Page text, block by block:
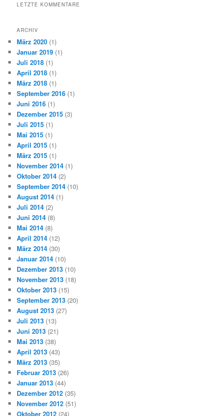
LETZTE KOMMENTARE
ARCHIV
März 2020 (1)
Januar 2019 (1)
Juli 2018 (1)
April 2018 (1)
März 2018 (1)
September 2016 (1)
Juni 2016 (1)
Dezember 2015 (3)
Juli 2015 (1)
Mai 2015 (1)
April 2015 (1)
März 2015 (1)
November 2014 (1)
Oktober 2014 (2)
September 2014 (10)
August 2014 (1)
Juli 2014 (2)
Juni 2014 (8)
Mai 2014 (8)
April 2014 (12)
März 2014 (30)
Januar 2014 (10)
Dezember 2013 (10)
November 2013 (18)
Oktober 2013 (15)
September 2013 (20)
August 2013 (27)
Juli 2013 (13)
Juni 2013 (21)
Mai 2013 (38)
April 2013 (43)
März 2013 (35)
Februar 2013 (26)
Januar 2013 (44)
Dezember 2012 (35)
November 2012 (51)
Oktober 2012 (24)